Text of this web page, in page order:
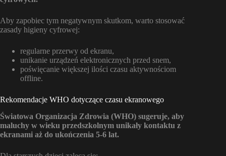
Aby zapobiec tym negatywnym skutkom, warto stosować
zasady higieny cyfrowej:
regularne przerwy od ekranu,
unikanie urządzeń elektronicznych przed snem,
poświęcanie większej ilości czasu aktywnościom
offline.
Rekomendacje WHO dotyczące czasu ekranowego
Światowa Organizacja Zdrowia (WHO) sugeruje, aby
maluchy w wieku przedszkolnym unikały kontaktu z
ekranami aż do ukończenia 5-6 lat.